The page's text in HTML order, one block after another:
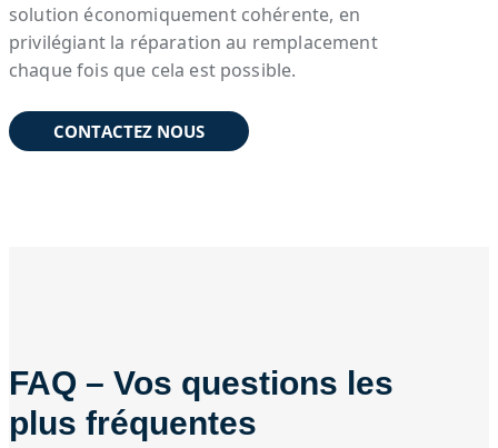
solution économiquement cohérente, en
privilégiant la réparation au remplacement
chaque fois que cela est possible.
CONTACTEZ NOUS
FAQ – Vos questions les
plus fréquentes